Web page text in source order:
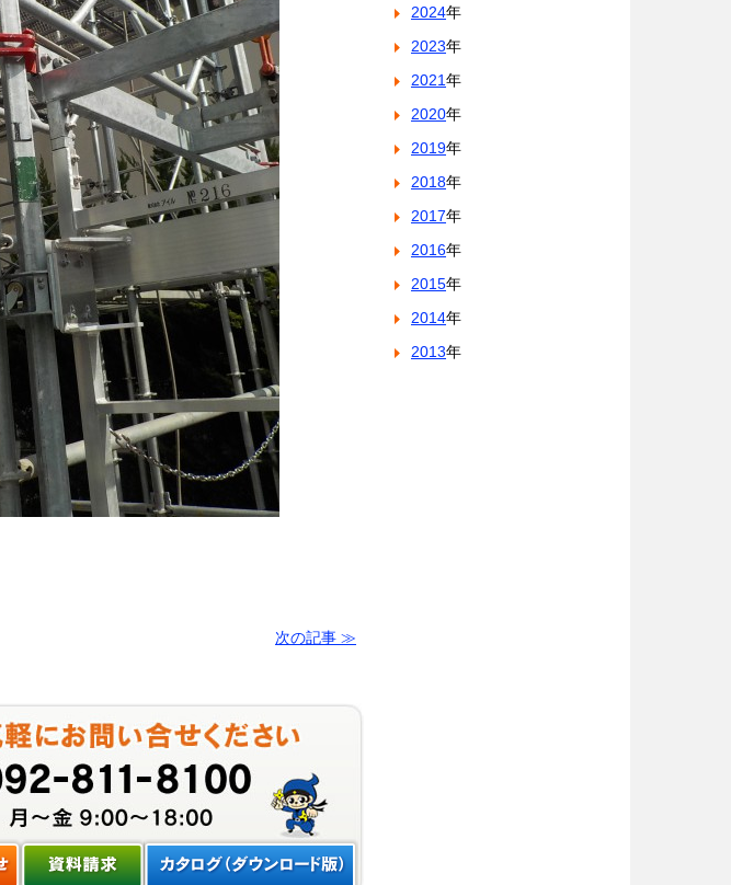
次の記事 ≫
2024年
2023年
2021年
2020年
2019年
2018年
2017年
2016年
2015年
2014年
2013年